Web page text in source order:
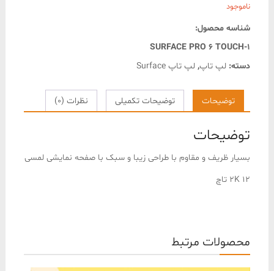
ناموجود
شناسه محصول:
SURFACE PRO 6 TOUCH-1
دسته: لپ تاپ, لپ تاپ Surface
توضیحات توضیحات تکمیلی نظرات (0)
توضیحات
بسیار ظریف و مقاوم با طراحی زیبا و سبک با صفحه نمایشی لمسی
12 2K تاچ
محصولات مرتبط